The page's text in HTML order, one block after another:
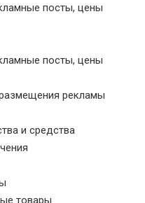
посты, цены
посты, цены
рекламы
и средства
товары